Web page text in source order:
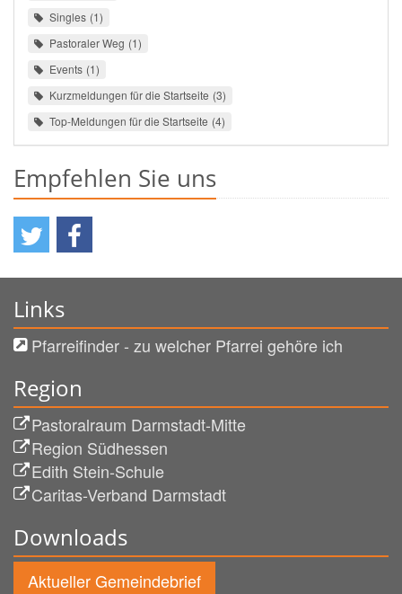
Singles 1
Pastoraler Weg 1
Events 1
Kurzmeldungen für die Startseite 3
Top-Meldungen für die Startseite 4
Empfehlen Sie uns
Links
Pfarreifinder - zu welcher Pfarrei gehöre ich
Region
Pastoralraum Darmstadt-Mitte
Region Südhessen
Edith Stein-Schule
Caritas-Verband Darmstadt
Downloads
Aktueller Gemeindebrief